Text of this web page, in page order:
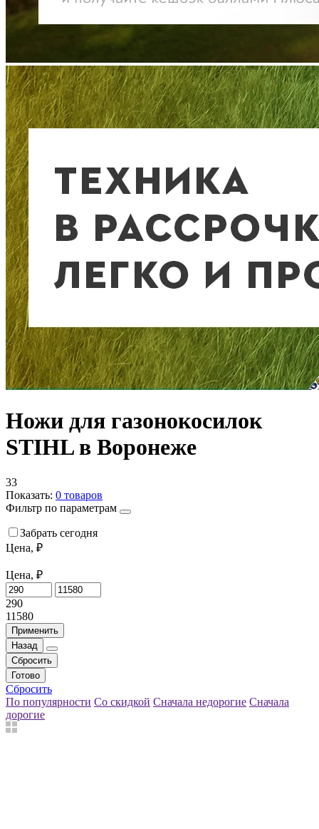
Ножи для газонокосилок
STIHL в Воронеже
33
Показать: 0 товаров
Фильтр по параметрам
Забрать сегодня
Цена, ₽
Цена, ₽
290
11580
Применить
Назад
Сбросить
Готово
Сбросить
По популярности Со скидкой Сначала недорогие Сначала
дорогие